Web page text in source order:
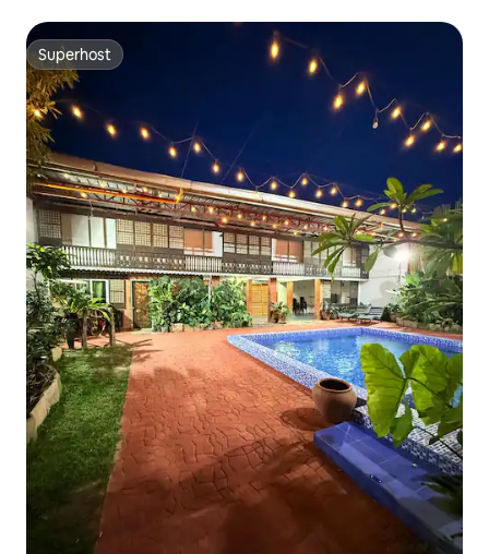
Superhost
Superhost